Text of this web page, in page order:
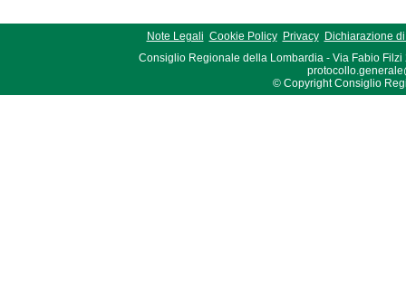
Note Legali Cookie Policy Privacy
Dichiarazione
Consiglio Regionale della Lombardia - Via Fabio Filzi
© Copyright Consiglio